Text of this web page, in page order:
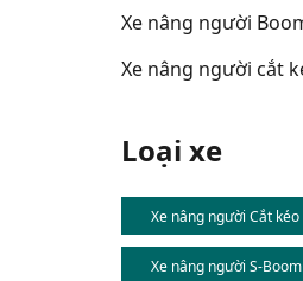
Xe nâng người
Xe nâng người cắt
Loại xe
Xe nâng người Cắt kéo
Xe nâng người S-Boom